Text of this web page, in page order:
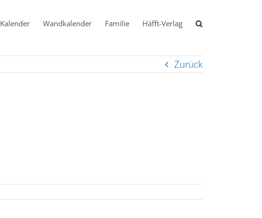
Kalender Wandkalender Familie Häfft-Verlag
Zurück